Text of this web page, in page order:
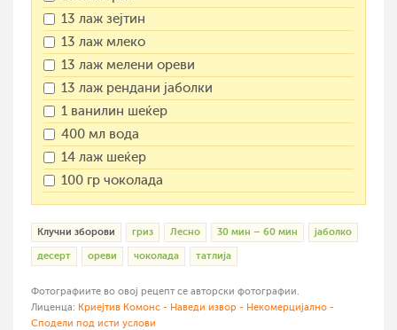
13 лаж зејтин
13 лаж млеко
13 лаж мелени ореви
13 лаж рендани јаболки
1 ванилин шеќер
400 мл вода
14 лаж шеќер
100 гр чоколада
Клучни зборови гриз Лесно 30 мин – 60 мин јаболко
десерт ореви чоколада татлија
Фотографиите во овој рецепт се авторски фотографии.
Лиценца: Криејтив Комонс - Наведи извор - Некомерцијално -
Сподели под исти услови